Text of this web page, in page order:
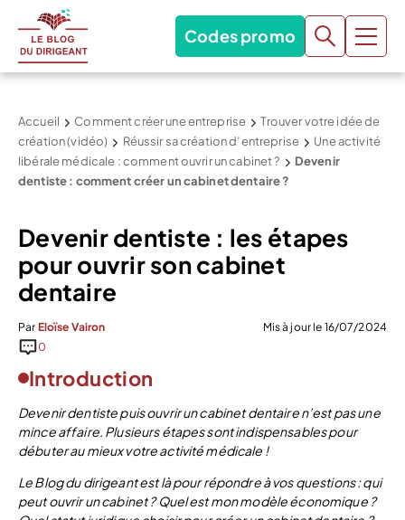
Codes promo
Accueil Comment créer une entreprise
Trouver votre idée de
création (vidéo)
Réussir sa création d’entreprise
Une activité
libérale médicale : comment ouvrir un cabinet ?
Devenir
dentiste : comment créer un cabinet dentaire ?
Devenir dentiste : les étapes
pour ouvrir son cabinet
dentaire
Par Eloïse Vairon
Mis à jour le 16/07/2024
0
Introduction
Devenir dentiste puis ouvrir un cabinet dentaire n’est pas une
mince affaire. Plusieurs étapes sont indispensables pour
débuter au mieux votre activité médicale !
Le Blog du dirigeant est là pour répondre à vos questions : qui
peut ouvrir un cabinet ? Quel est mon modèle économique ?